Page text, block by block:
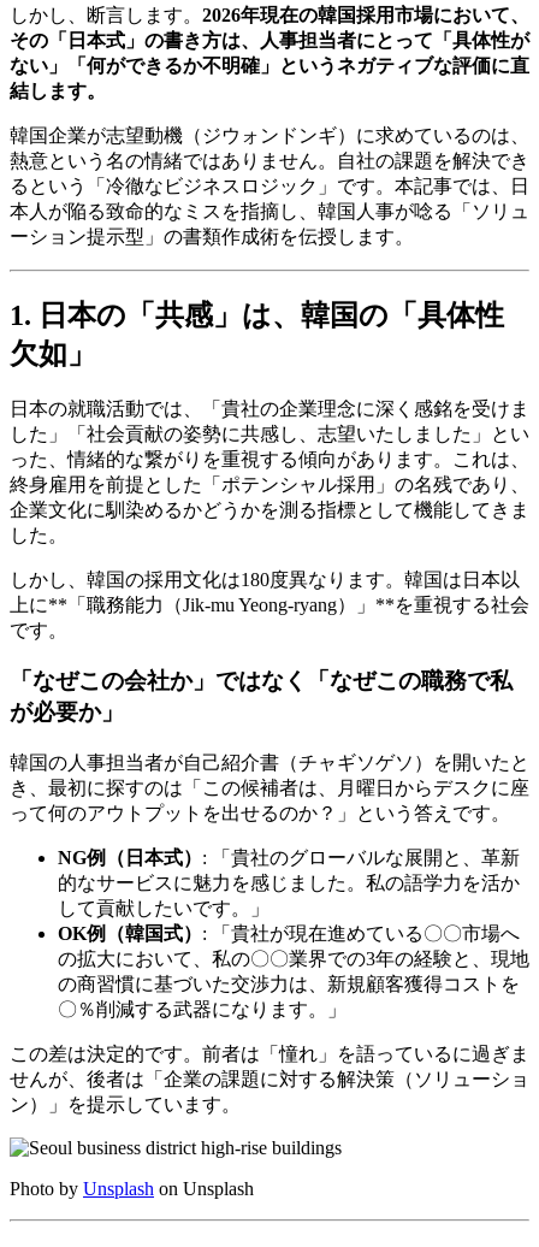
しかし、断言します。 2026年現在の韓国採用市場において、
その「日本式」の書き方は、人事担当者にとって「具体性が
ない」「何ができるか不明確」というネガティブな評価に直
結します。
韓国企業が志望動機（ジウォンドンギ）に求めているのは、
熱意という名の情緒ではありません。自社の課題を解決でき
るという「冷徹なビジネスロジック」です。本記事では、日
本人が陥る致命的なミスを指摘し、韓国人事が唸る「ソリュ
ーション提示型」の書類作成術を伝授します。
1. 日本の「共感」は、韓国の「具体性
欠如」
日本の就職活動では、「貴社の企業理念に深く感銘を受けま
した」「社会貢献の姿勢に共感し、志望いたしました」とい
った、情緒的な繋がりを重視する傾向があります。これは、
終身雇用を前提とした「ポテンシャル採用」の名残であり、
企業文化に馴染めるかどうかを測る指標として機能してきま
した。
しかし、韓国の採用文化は180度異なります。韓国は日本以
上に**「職務能力（Jik-mu Yeong-ryang）」**を重視する社会
です。
「なぜこの会社か」ではなく「なぜこの職務で私
が必要か」
韓国の人事担当者が自己紹介書（チャギソゲソ）を開いたと
き、最初に探すのは「この候補者は、月曜日からデスクに座
って何のアウトプットを出せるのか？」という答えです。
NG例（日本式） : 「貴社のグローバルな展開と、革新
的なサービスに魅力を感じました。私の語学力を活か
して貢献したいです。」
OK例（韓国式） : 「貴社が現在進めている〇〇市場へ
の拡大において、私の〇〇業界での3年の経験と、現地
の商習慣に基づいた交渉力は、新規顧客獲得コストを
〇％削減する武器になります。」
この差は決定的です。前者は「憧れ」を語っているに過ぎま
せんが、後者は「企業の課題に対する解決策（ソリューショ
ン）」を提示しています。
Photo by Unsplash on Unsplash